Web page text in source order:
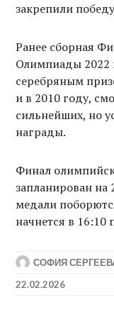
закрепили
Ранее сборная
Олимпиады 2022
серебряным
и в 2010 году,
сильнейших, но
награды.
Финал
запланирован на
медали
начнется в 16:10
СОФИЯ
22.02.2026